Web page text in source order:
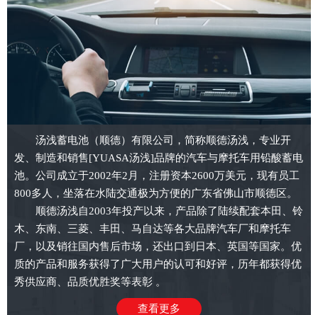
汤浅蓄电池（顺德）有限公司，简称顺德汤浅，专业开
发、制造和销售[YUASA汤浅]品牌的汽车与摩托车用铅酸蓄电
池。公司成立于2002年2月，注册资本2600万美元，现有员工
800多人，坐落在水陆交通极为方便的广东省佛山市顺德区。
顺德汤浅自2003年投产以来，产品除了陆续配套本田、铃
木、东南、三菱、丰田、马自达等各大品牌汽车厂和摩托车
厂，以及销往国内售后市场，还出口到日本、英国等国家。优
质的产品和服务获得了广大用户的认可和好评，历年都获得优
秀供应商、品质优胜奖等表彰 。
查看更多